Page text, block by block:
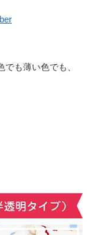
も薄い色でも、